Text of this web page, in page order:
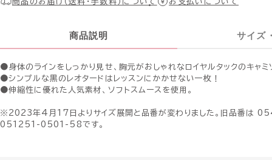
商品説明 サイズ
●身体のラインをしっかり見せ、胸元がおしゃれなロイヤルタックのキャミ
●シンプルな黒のレオタードはレッスンにかかせない一枚！
●伸縮性に優れた人気素材、ソフトスムースを使用。
※2023年4月17日よりサイズ展開と品番が変わりました。旧品番は
051251-0501-58です。